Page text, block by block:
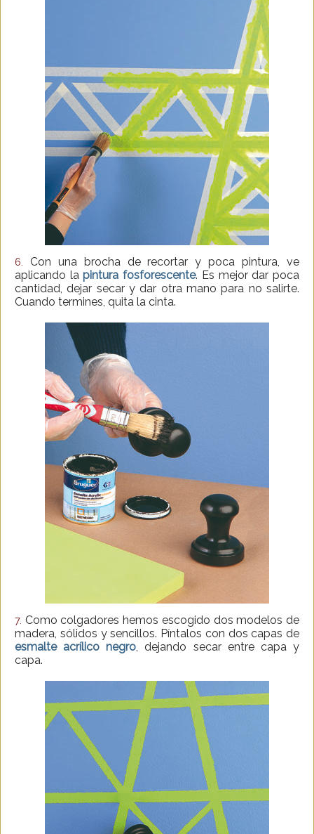
6.
Con una brocha de recortar y poca pintura, ve
aplicando lapintura fosforescente. Es mejor dar poca
cantidad, dejar secar y dar otra mano para no salirte.
Cuando termines, quita la cinta.
7. Como colgadores hemos escogido dos modelos de
madera, sólidos y sencillos. Píntalos con dos capas de
esmalte acrílico negro, dejando secar entre capa y
capa.